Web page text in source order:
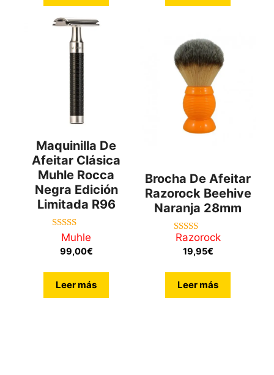
Maquinilla De
Afeitar Clásica
Muhle Rocca
Negra Edición
Limitada R96
5.00
de 5
Muhle
99,00€
Leer más
Brocha De Afeitar
Razorock Beehive
Naranja 28mm
5.00
de 5
Razorock
19,95€
Leer más